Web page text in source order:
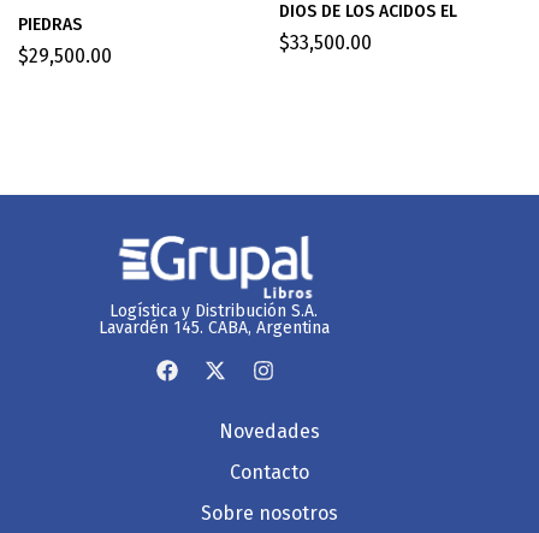
PIEDRAS
$29,500.00
DIOS DE LOS ACIDOS EL
$33,500.00
Logística y Distribución S.A.
Lavardén 145. CABA, Argentina
Novedades
Contacto
Sobre nosotros